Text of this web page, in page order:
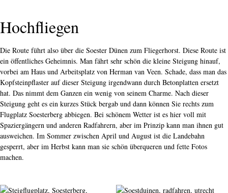
Hochfliegen
Die Route führt also über die Soester Dünen zum Fliegerhorst. Diese Route ist
ein öffentliches Geheimnis. Man fährt sehr schön die kleine Steigung hinauf,
vorbei am Haus und Arbeitsplatz von Herman van Veen. Schade, dass man das
Kopfsteinpflaster auf dieser Steigung irgendwann durch Betonplatten ersetzt
hat. Das nimmt dem Ganzen ein wenig von seinem Charme. Nach dieser
Steigung geht es ein kurzes Stück bergab und dann können Sie rechts zum
Flugplatz Soesterberg abbiegen. Bei schönem Wetter ist es hier voll mit
Spaziergängern und anderen Radfahrern, aber im Prinzip kann man ihnen gut
ausweichen. Im Sommer zwischen April und August ist die Landebahn
gesperrt, aber im Herbst kann man sie schön überqueren und fette Fotos
machen.